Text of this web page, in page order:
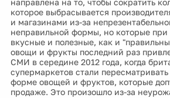
направлена на то, чтобы сократить
которое выбрасывается
и магазинами из-за
неправильной формы, но которые при
вкусные и полезные, как и
овощи и фрукты последний раз
СМИ в середине 2012 года, когда
супермаркетов стали
форме овощей и фруктов, которые
продаже. Это произошло из-за